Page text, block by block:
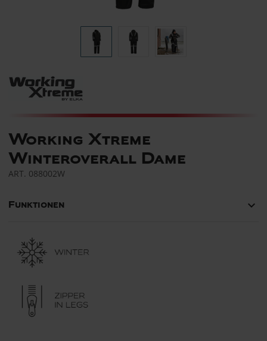
Working Xtreme
Winteroverall Dame
ART. 088002W
Funktionen keyboard_arrow_down